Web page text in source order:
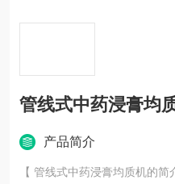
管线式中药浸膏均
产品简介
【 管线式中药浸膏均质机的简